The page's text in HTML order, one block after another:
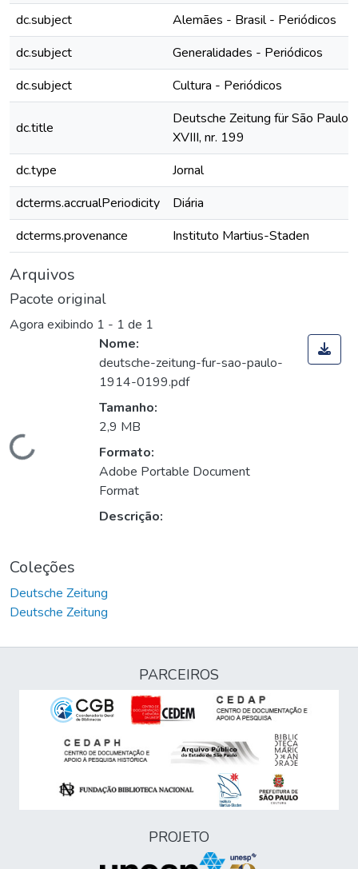
dc.subject
Alemães - Brasil - Periódicos
dc.subject
Generalidades - Periódicos
dc.subject
Cultura - Periódicos
dc.title
Deutsche Zeitung für São Paulo,
XVIII, nr. 199
dc.type
Jornal
dcterms.accrualPeriodicity
Diária
dcterms.provenance
Instituto Martius-Staden
Arquivos
Pacote original
Agora exibindo 1 - 1 de 1
Carregando...
Nome:
deutsche-zeitung-fur-sao-paulo-
1914-0199.pdf
Tamanho:
2,9 MB
Formato:
Adobe Portable Document
Format
Descrição:
Coleções
Deutsche Zeitung
Deutsche Zeitung
PARCEIROS
PROJETO